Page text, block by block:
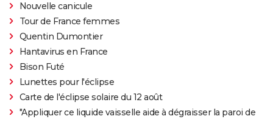
Nouvelle canicule
Tour de France femmes
Quentin Dumontier
Hantavirus en France
Bison Futé
Lunettes pour l'éclipse
Carte de l'éclipse solaire du 12 août
"Appliquer ce liquide vaisselle aide à dégraisser la paroi de